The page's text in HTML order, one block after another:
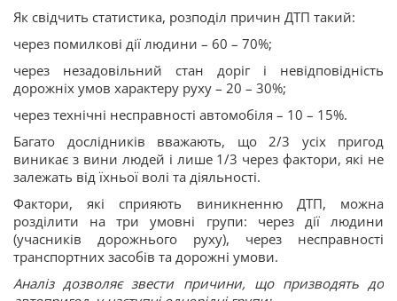
Як свідчить статистика, розподіл причин ДТП такий:
через помилкові дії людини – 60 – 70%;
через незадовільний стан доріг і невідповідність
дорожніх умов характеру руху – 20 – 30%;
через технічні несправності автомобіля – 10 – 15%.
Багато дослідників вважають, що 2/3 усіх пригод
виникає з вини людей і лише 1/3 через фактори, які не
залежать від їхньої волі та діяльності.
Фактори, які сприяють виникненню ДТП, можна
розділити на три умовні групи: через дії людини
(учасників дорожнього руху), через несправності
транспортних засобів та дорожні умови.
Аналіз дозволяє звести причини, що призводять до